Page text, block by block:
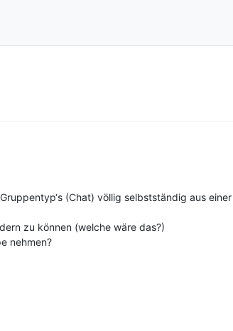
(Chat) völlig selbstständig aus
zu können (welche wäre das?)
nehmen?